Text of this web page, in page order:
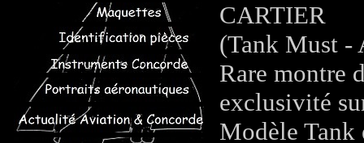
CARTIER
(Tank Must -
Rare montre
exclusivité
Modèle